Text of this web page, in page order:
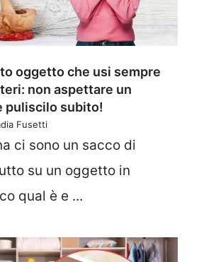
oggetto che usi sempre
non aspettare un
puliscilo subito!
Fusetti
ci sono un sacco di
su un oggetto in
qual è e ...